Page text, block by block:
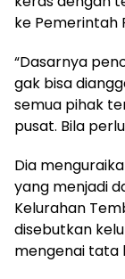
ke Pemerintah
“Dasarnya
gak bisa
semua pihak
pusat. Bila
Dia
yang menjadi
Kelurahan
disebutkan
mengenai tata